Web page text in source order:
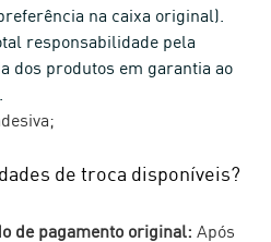
na caixa original).
responsabilidade pela
dos produtos em garantia ao
de troca disponíveis?
de pagamento original: Após